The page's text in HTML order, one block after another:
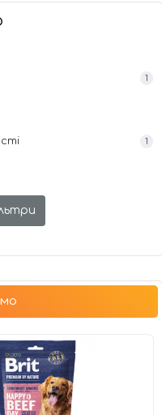
1
1